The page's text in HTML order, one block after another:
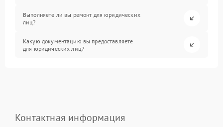
Выполняете ли вы ремонт для юридических
лиц?
Какую документацию вы предоставляете
для юридических лиц?
Контактная информация